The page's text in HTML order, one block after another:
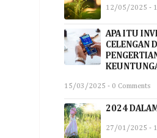
12/05/2025 - 1
APA ITU
CELENGAN
15/03/2025 - 0 Comments
2024
27/01/2025 -